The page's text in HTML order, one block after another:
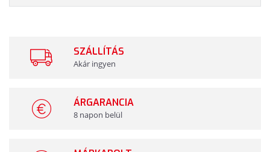
SZÁLLÍTÁS
Akár ingyen
ÁRGARANCIA
8 napon belül